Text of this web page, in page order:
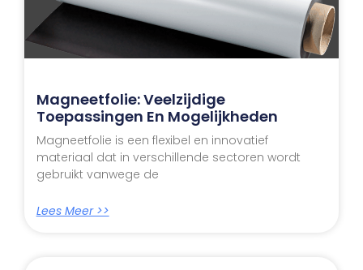
Magneetfolie: Veelzijdige
Toepassingen En Mogelijkheden
Magneetfolie is een flexibel en innovatief
materiaal dat in verschillende sectoren wordt
gebruikt vanwege de
Lees Meer >>